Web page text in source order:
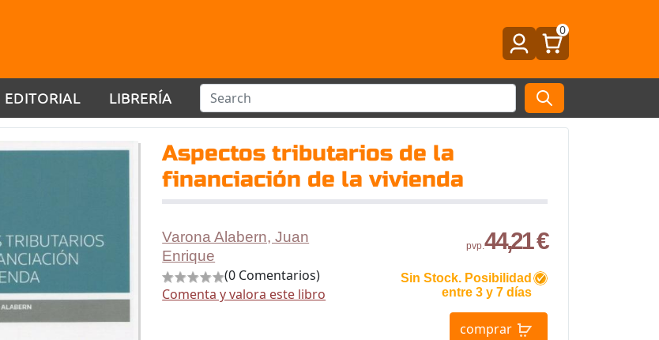
0
EDITORIAL LIBRERÍA
Aspectos tributarios de la
financiación de la vivienda
Varona Alabern, Juan
Enrique
(0 Comentarios)
Comenta y valora este libro
pvp.44,21 €
Sin Stock. Posibilidad
entre 3 y 7 días
comprar